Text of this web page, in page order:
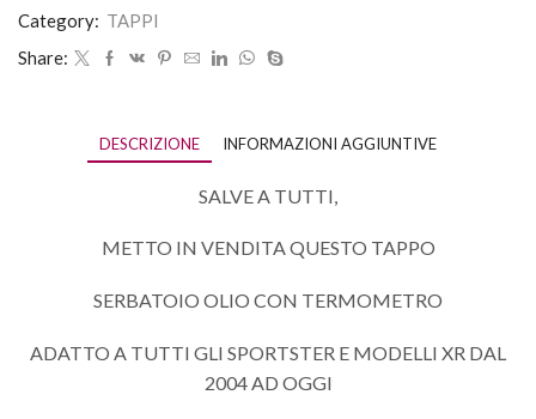
Category: TAPPI
Share:
DESCRIZIONE INFORMAZIONI AGGIUNTIVE
SALVE A TUTTI,
METTO IN VENDITA QUESTO TAPPO
SERBATOIO OLIO CON TERMOMETRO
ADATTO A TUTTI GLI SPORTSTER E MODELLI XR DAL
2004 AD OGGI